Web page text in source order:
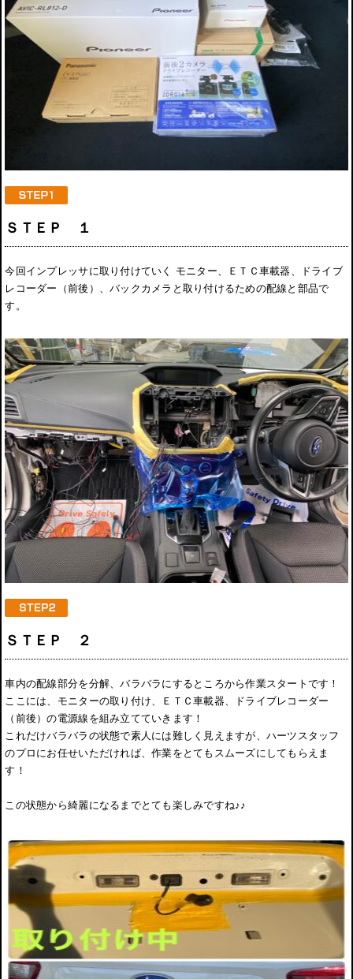
ＳＴＥＰ １
今回インプレッサに取り付けていく モニター、ＥＴＣ車載器、ドライブ
レコーダー（前後）、バックカメラと取り付けるための配線と部品で
す。
ＳＴＥＰ ２
車内の配線部分を分解、バラバラにするところから作業スタートです！
ここには、モニターの取り付け、ＥＴＣ車載器、ドライブレコーダー
（前後）の電源線を組み立てていきます！
これだけバラバラの状態で素人には難しく見えますが、ハーツスタッフ
のプロにお任せいただければ、作業をとてもスムーズにしてもらえま
す！
この状態から綺麗になるまでとても楽しみですね♪♪